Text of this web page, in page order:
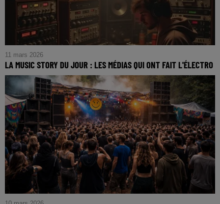
11 mars 2026
LA MUSIC STORY DU JOUR : LES MÉDIAS QUI ONT FAIT L'ÉLECTRO